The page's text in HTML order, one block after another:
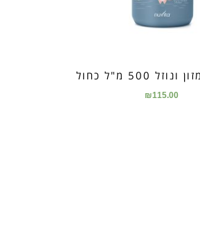
500 מ"ל כחול
₪115.00